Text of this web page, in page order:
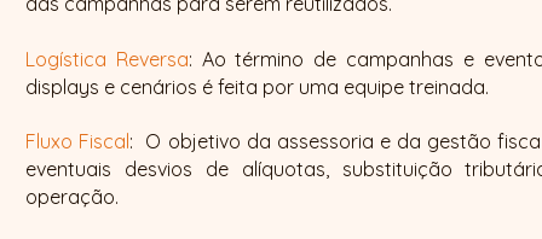
Logística Reversa: Ao término de campanhas e
displays e cenários é feita por uma equipe treinada.
Fluxo Fiscal: O objetivo da assessoria e da gestão
eventuais desvios de alíquotas, substituição
operação.​